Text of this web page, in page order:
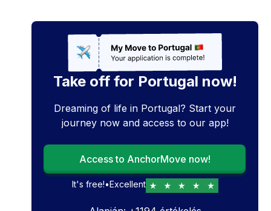
Take off for Portugal now!
Dreaming of life in Portugal? Start your
journey now and access to our app!
Access to AnchorMove now!
It's free!•Excellent